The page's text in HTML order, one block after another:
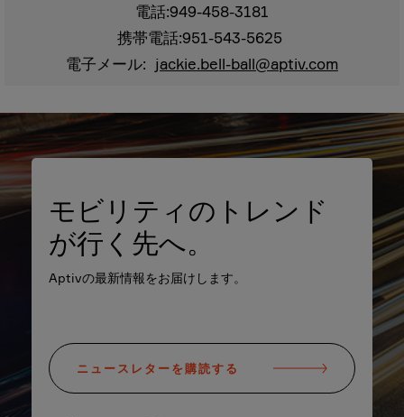
電話:949-458-3181
携帯電話:951-543-5625
電子メール: jackie.bell-ball@aptiv.com
モビリティのトレンド
が行く先へ。
Aptivの最新情報をお届けします。
ニュースレターを購読する